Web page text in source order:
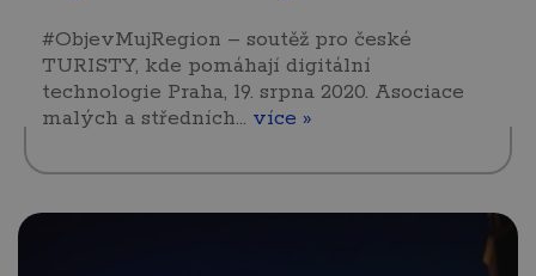
#ObjevMujRegion – soutěž pro české
TURISTY, kde pomáhají digitální
technologie Praha, 19. srpna 2020. Asociace
malých a středních… více »